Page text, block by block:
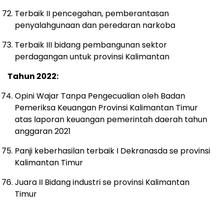
Terbaik II pencegahan, pemberantasan
penyalahgunaan dan peredaran narkoba
Terbaik III bidang pembangunan sektor
perdagangan untuk provinsi Kalimantan
Tahun 2022:
Opini Wajar Tanpa Pengecualian oleh Badan
Pemeriksa Keuangan Provinsi Kalimantan Timur
atas laporan keuangan pemerintah daerah tahun
anggaran 2021
Panji keberhasilan terbaik I Dekranasda se provinsi
Kalimantan Timur
Juara II Bidang industri se provinsi Kalimantan
Timur